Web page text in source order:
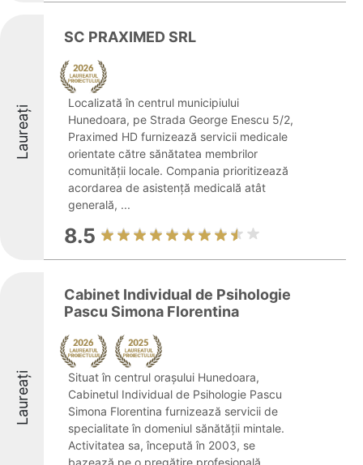
Laureați
SC PRAXIMED SRL
Localizată în centrul municipiului
Hunedoara, pe Strada George Enescu 5/2,
Praximed HD furnizează servicii medicale
orientate către sănătatea membrilor
comunității locale. Compania prioritizează
acordarea de asistență medicală atât
generală, ...
8.5
Laureați
Cabinet Individual de Psihologie
Pascu Simona Florentina
Situat în centrul orașului Hunedoara,
Cabinetul Individual de Psihologie Pascu
Simona Florentina furnizează servicii de
specialitate în domeniul sănătății mintale.
Activitatea sa, începută în 2003, se
bazează pe o pregătire profesională